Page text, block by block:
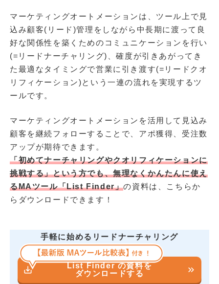
マーケティングオートメーションは、ツール上で見
込み顧客(リード)管理をしながら中長期に渡って良
好な関係性を築くためのコミュニケーションを行い
(=リードナーチャリング)、確度が引きあがってき
た最適なタイミングで営業に引き渡す(=リードクオ
リフィケーション)という一連の流れを実現するツ
ールです。
マーケティングオートメーションを活用して見込み
顧客を継続フォローすることで、アポ獲得、受注数
アップが期待できます。
「初めてナーチャリングやクオリフィケーションに
挑戦する」という方でも、無理なくかんたんに使え
るMAツール「List Finder」の資料は、こちらか
らダウンロードできます！
手軽に始めるリードナーチャリング
save_alt
List Finder の資料を
ダウンロードする
keyboard_double_arrow_right